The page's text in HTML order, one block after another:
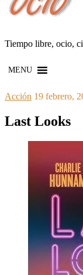
Tiempo libre, ocio,
MENU
Acción 19 febrero,
Last Looks